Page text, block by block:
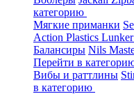
категорию
Мягкие приманки
Action Plastics
Балансиры Nils
Перейти в
Вибы и раттлины
в категорию